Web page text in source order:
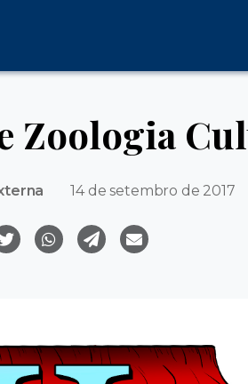
Zoologia
14 de setembro de 2017